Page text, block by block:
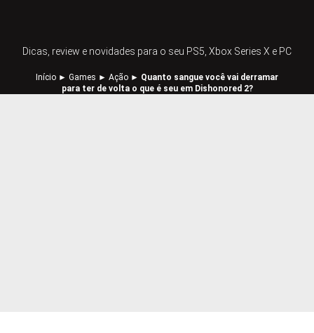
Dicas, review e novidades para o seu PS5, Xbox Series X e PC
Início ► Games ► Ação ► Quanto sangue você vai derramar
para ter de volta o que é seu em Dishonored 2?